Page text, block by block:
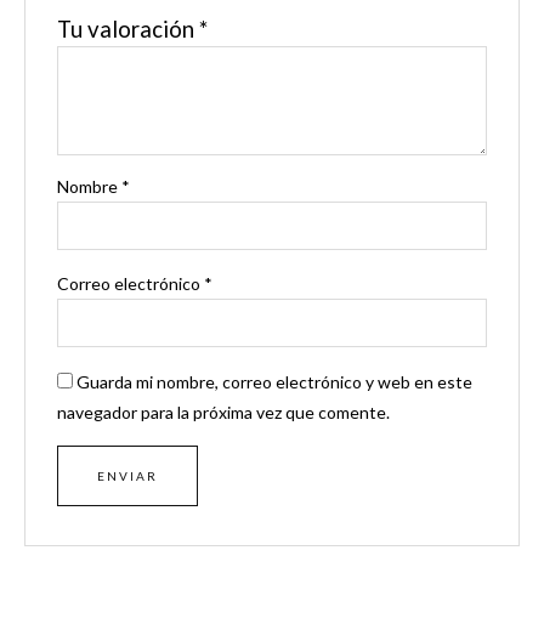
Tu valoración *
Nombre *
Correo electrónico *
Guarda mi nombre, correo electrónico y web en este
navegador para la próxima vez que comente.